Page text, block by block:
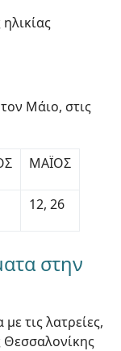
Μάιο, στις
ΜΑΪΟΣ
12, 26
στην
τις λατρείες,
Θεσσαλονίκης